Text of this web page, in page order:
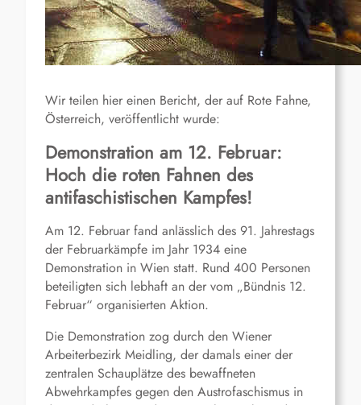
Wir teilen hier einen Bericht, der auf Rote Fahne,
Österreich, veröffentlicht wurde:
Demonstration am 12. Februar:
Hoch die roten Fahnen des
antifaschistischen Kampfes!
Am 12. Februar fand anlässlich des 91. Jahrestags
der Februarkämpfe im Jahr 1934 eine
Demonstration in Wien statt. Rund 400 Personen
beteiligten sich lebhaft an der vom „Bündnis 12.
Februar“ organisierten Aktion.
Die Demonstration zog durch den Wiener
Arbeiterbezirk Meidling, der damals einer der
zentralen Schauplätze des bewaffneten
Abwehrkampfes gegen den Austrofaschismus in